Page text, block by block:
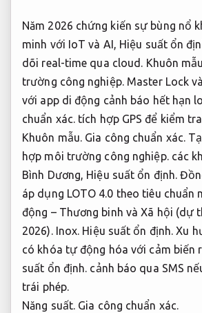
Năm 2026 chứng kiến sự bùng nổ
minh với IoT và AI, Hiệu suất ổn
dõi real-time qua cloud. Khuôn
trường công nghiệp.Master Lock
với app di động cảnh báo hết hạn
chuẩn xác. tích hợp GPS để kiểm
Khuôn mẫu. Gia công chuẩn xác.
hợp môi trường công nghiệp.các
Bình Dương, Hiệu suất ổn định.
áp dụng LOTO 4.0 theo tiêu chuẩn
động – Thương binh và Xã hội (dự
2026). Inox. Hiệu suất ổn định. Xu
có khóa tự động hóa với cảm biến
suất ổn định. cảnh báo qua SMS
trái phép.
Năng suất. Gia công chuẩn xác.